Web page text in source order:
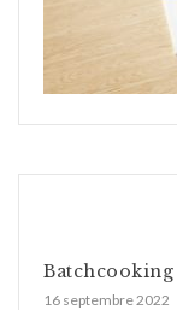
Batchcooking
16 septembre 2022